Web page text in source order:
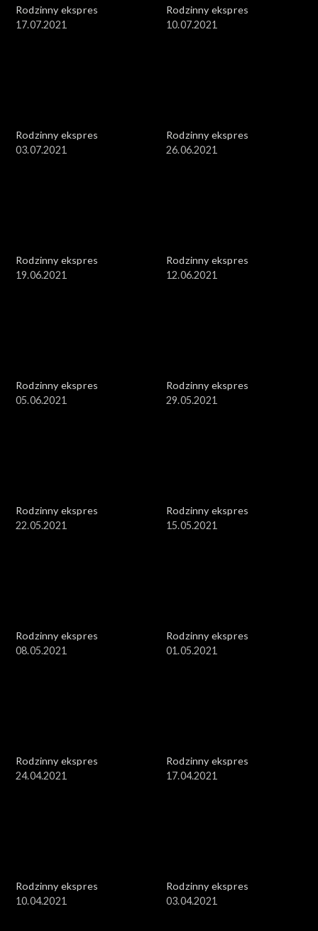
Rodzinny ekspres
17.07.2021
Rodzinny ekspres
10.07.2021
Rodzinny ekspres
03.07.2021
Rodzinny ekspres
26.06.2021
Rodzinny ekspres
19.06.2021
Rodzinny ekspres
12.06.2021
Rodzinny ekspres
05.06.2021
Rodzinny ekspres
29.05.2021
Rodzinny ekspres
22.05.2021
Rodzinny ekspres
15.05.2021
Rodzinny ekspres
08.05.2021
Rodzinny ekspres
01.05.2021
Rodzinny ekspres
24.04.2021
Rodzinny ekspres
17.04.2021
Rodzinny ekspres
10.04.2021
Rodzinny ekspres
03.04.2021